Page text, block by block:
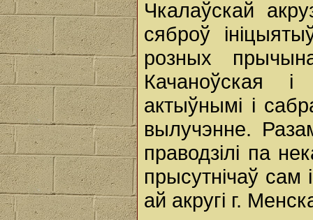
Чкалаўскай
сяброў
розных
Качаноўская
актыўнымі і
вылучэнне.
праводзілі па
прысутнічаў сам
ай акругі г.